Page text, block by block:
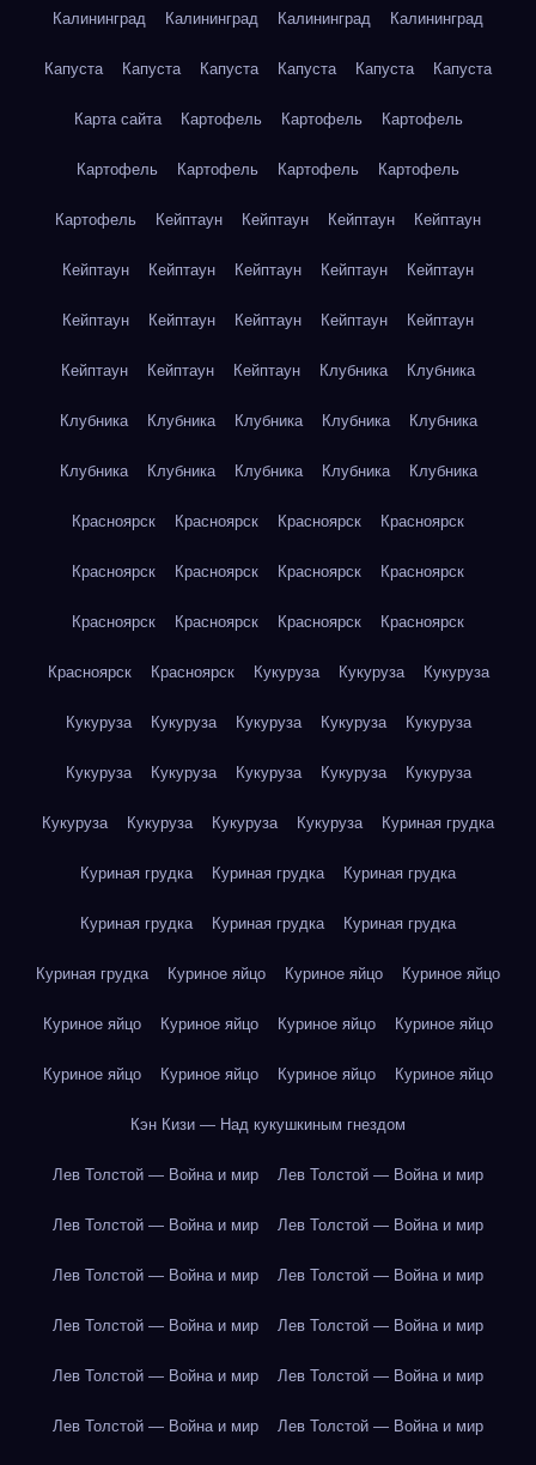
Калининград Калининград Калининград Калининград
Капуста Капуста Капуста Капуста Капуста Капуста
Карта сайта Картофель Картофель Картофель
Картофель Картофель Картофель Картофель
Картофель Кейптаун Кейптаун Кейптаун Кейптаун
Кейптаун Кейптаун Кейптаун Кейптаун Кейптаун
Кейптаун Кейптаун Кейптаун Кейптаун Кейптаун
Кейптаун Кейптаун Кейптаун Клубника Клубника
Клубника Клубника Клубника Клубника Клубника
Клубника Клубника Клубника Клубника Клубника
Красноярск Красноярск Красноярск Красноярск
Красноярск Красноярск Красноярск Красноярск
Красноярск Красноярск Красноярск Красноярск
Красноярск Красноярск Кукуруза Кукуруза Кукуруза
Кукуруза Кукуруза Кукуруза Кукуруза Кукуруза
Кукуруза Кукуруза Кукуруза Кукуруза Кукуруза
Кукуруза Кукуруза Кукуруза Кукуруза Куриная грудка
Куриная грудка Куриная грудка Куриная грудка
Куриная грудка Куриная грудка Куриная грудка
Куриная грудка Куриное яйцо Куриное яйцо Куриное яйцо
Куриное яйцо Куриное яйцо Куриное яйцо Куриное яйцо
Куриное яйцо Куриное яйцо Куриное яйцо Куриное яйцо
Кэн Кизи — Над кукушкиным гнездом
Лев Толстой — Война и мир Лев Толстой — Война и мир
Лев Толстой — Война и мир Лев Толстой — Война и мир
Лев Толстой — Война и мир Лев Толстой — Война и мир
Лев Толстой — Война и мир Лев Толстой — Война и мир
Лев Толстой — Война и мир Лев Толстой — Война и мир
Лев Толстой — Война и мир Лев Толстой — Война и мир